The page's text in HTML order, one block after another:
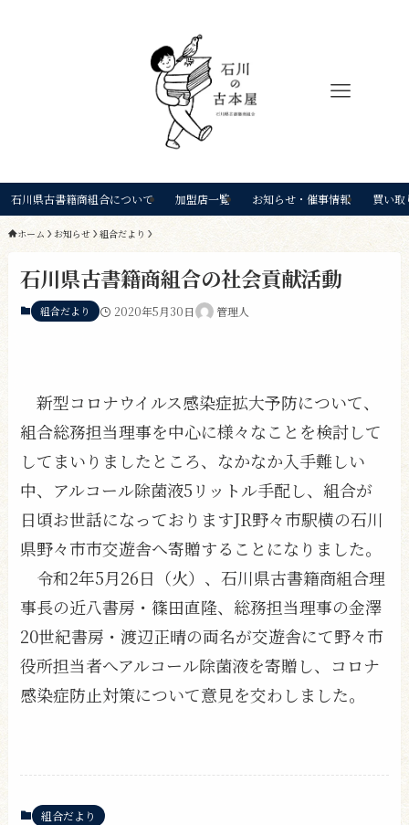
石川県古書籍商組合について 加盟店一覧 お知らせ・催事情報 買い取
ホーム お知らせ 組合だより
石川県古書籍商組合の社会貢献活動
組合だより 2020年5月30日 管理人
新型コロナウイルス感染症拡大予防について、
組合総務担当理事を中心に様々なことを検討して
してまいりましたところ、なかなか入手難しい
中、アルコール除菌液5リットル手配し、組合が
日頃お世話になっておりますJR野々市駅横の石川
県野々市市交遊舎へ寄贈することになりました。
令和2年5月26日（火）、石川県古書籍商組合理
事長の近八書房・篠田直隆、総務担当理事の金澤
20世紀書房・渡辺正晴の両名が交遊舎にて野々市
役所担当者へアルコール除菌液を寄贈し、コロナ
感染症防止対策について意見を交わしました。
組合だより